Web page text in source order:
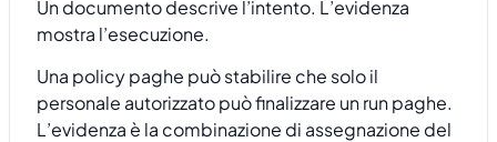
Un documento descrive l’intento. L’evidenza
mostra l’esecuzione.
Una policy paghe può stabilire che solo il
personale autorizzato può finalizzare un run paghe.
L’evidenza è la combinazione di assegnazione del